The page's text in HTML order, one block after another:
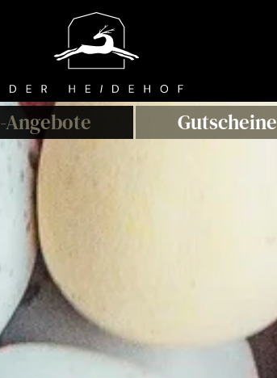
-Angebote Gutscheine